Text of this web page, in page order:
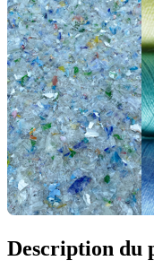
Description du